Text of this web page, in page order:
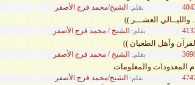
بقلم: الشيخ/محمد فرج الأصفر
العشـــر ))
بقلم: الشيخ / محمد فرج الأصفر
وأهل الطغيان ))
بقلم: الشيخ / محمد فرج الأصفر
المعدودات والمعلومات
بقلم: الشيخ/محمد فرج الأصفر